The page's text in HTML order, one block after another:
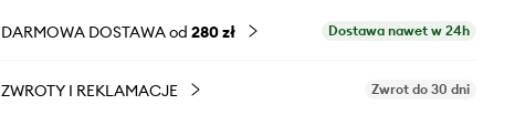
DARMOWA DOSTAWA od 280 zł Dostawa nawet w 24h
ZWROTY I REKLAMACJE Zwrot do 30 dni